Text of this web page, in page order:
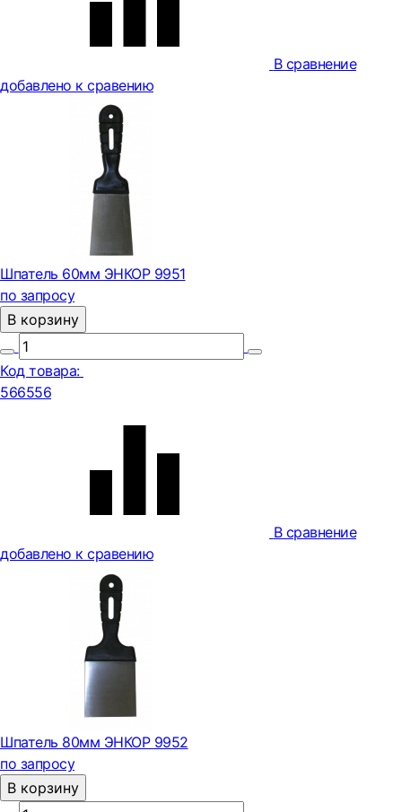
В сравнение
добавлено к сравению
Шпатель 60мм ЭНКОР 9951
по запросу
В корзину
Код товара:
566556
В сравнение
добавлено к сравению
Шпатель 80мм ЭНКОР 9952
по запросу
В корзину